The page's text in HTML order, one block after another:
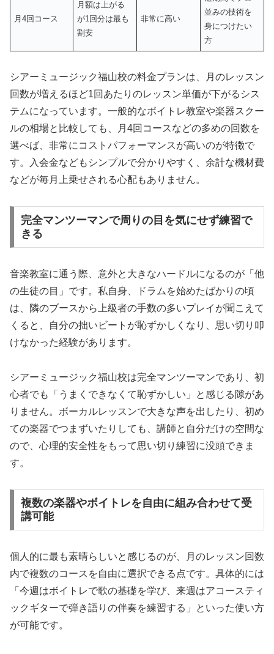
月4回コース
月額は上がる
が1回分は最も
割安
非常に高い
並みの技術を
身につけたい
方
シアーミュージック福山校の料金プランは、月のレッスン
回数が増えるほど1回あたりのレッスン単価が下がるシス
テムになっています。一般的なボイトレ教室や楽器スクー
ルの相場と比較しても、月4回コースなどの多めの回数を
選べば、非常にコストパフォーマンスが高いのが特徴で
す。入会金などもシンプルで分かりやすく、余計な機材費
などが毎月上乗せされる心配もありません。
完全マンツーマンで周りの目を気にせず練習で
きる
音楽教室に通う際、意外と大きなハードルになるのが「他
の生徒の目」です。私自身、ドラムを始めたばかりの頃
は、隣のブースから上級者の手数の多いプレイが聞こえて
くると、自分の拙いビートが恥ずかしくなり、思い切り叩
けなかった経験があります。
シアーミュージック福山校は完全マンツーマンであり、初
心者でも「うまくできなくて恥ずかしい」と感じる隙があ
りません。ボーカルレッスンで大きな声を出したり、初め
ての楽器でつまずいたりしても、講師と自分だけの空間な
ので、心理的安全性をもって思い切り練習に没頭できま
す。
複数の楽器やボイトレを自由に組み合わせて受
講可能
個人的に最も素晴らしいと感じるのが、月のレッスン回数
内で複数のコースを自由に選択できる点です。具体的には
「今週はボイトレで歌の基礎を学び、来週はアコースティ
ックギターで弾き語りの伴奏を練習する」といった使い方
が可能です。